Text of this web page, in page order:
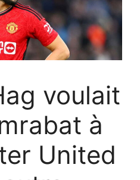
voulait
à
United